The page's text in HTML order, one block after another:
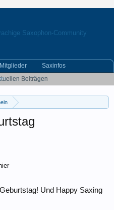
Und Happy Saxing
Beiträgen
Mitglieder
Saxinfos